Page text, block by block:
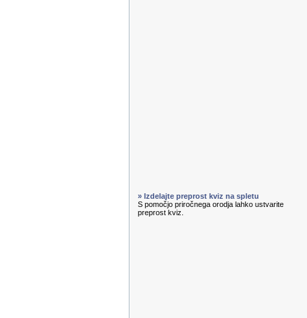
» Izdelajte preprost kviz na spletu
S pomočjo priročnega orodja lahko ustvarite
preprost kviz.